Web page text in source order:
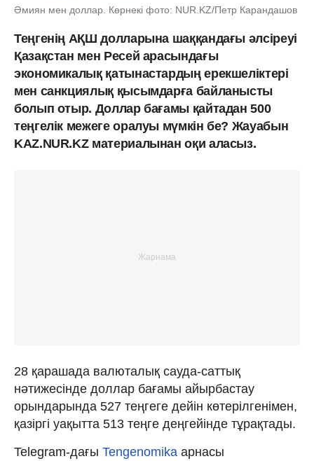
Әмиян мен доллар. Көрнекі фото: NUR.KZ/Петр Карандашов
Теңгенің АҚШ долларына шаққандағы әлсіреуі
Қазақстан мен Ресей арасындағы
экономикалық қатынастардың ерекшеліктері
мен санкциялық қысымдарға байланысты
болып отыр. Доллар бағамы қайтадан 500
теңгелік межеге оралуы мүмкін бе? Жауабын
KAZ.NUR.KZ материалынан оқи аласыз.
28 қарашада валюталық сауда-саттық
нәтижесінде доллар бағамы айырбастау
орындарында 527 теңгеге дейін көтерілгенімен,
қазіргі уақытта 513 теңге деңгейінде тұрақтады.
Telegram-дағы Tengenomika арнасы